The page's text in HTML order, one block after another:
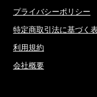
プライバシーポリシー
特定商取引法に基づく
利用規約
会社概要